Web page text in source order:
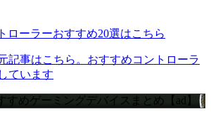
ローラーおすすめ20選はこちら
記事はこちら。おすすめコントローラ
ています
すめゲーミングデバイスまとめ【ad】